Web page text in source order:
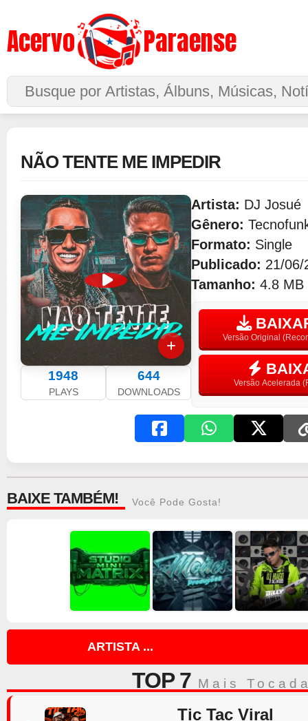
Acervo Paraense
Buscar no Site
NÃO TENTE ME IMPEDIR
1948
PLAYS
644
DOWNLOADS
Artista: DJ Josué
Gênero:
Formato: Single
Publicado: 21/06/
Tamanho: 4.8 MB
Versão Original
Versão Acelerada
BAIXE TAMBÉM! Você Pode Gosta!
ARTISTA ...
TOP 7 Mais
Tic Tac Viral